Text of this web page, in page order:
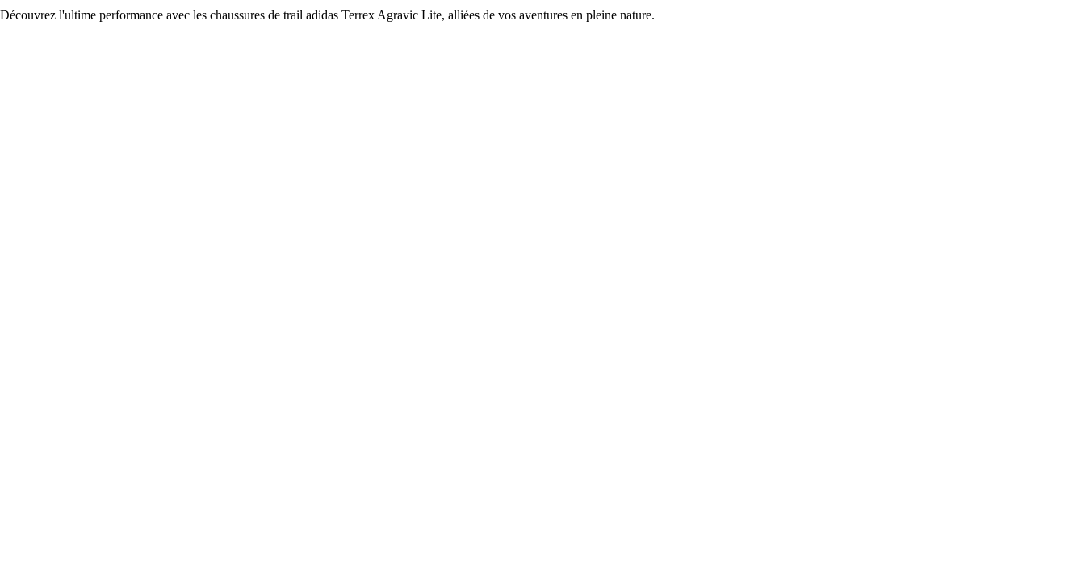
Découvrez l'ultime performance avec les chaussures de trail adidas Terrex Agravic Lite, alliées de vos aventures en pleine nature.